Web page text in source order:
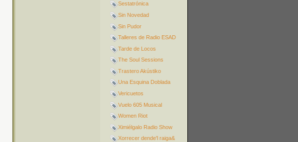
Sestatrónica
Sin Novedad
Sin Pudor
Talleres de Radio ESAD
Tarde de Locos
The Soul Sessions
Trastero Akústiko
Una Esquina Doblada
Vericuetos
Vuelo 605 Musical
Women Riot
Ximiélgalo Radio Show
Xorrecer dende'l raiga&